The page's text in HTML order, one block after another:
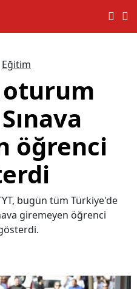
Eğitim
oturum
öğrenci
bugün tüm Türkiye'de
giremeyen öğrenci